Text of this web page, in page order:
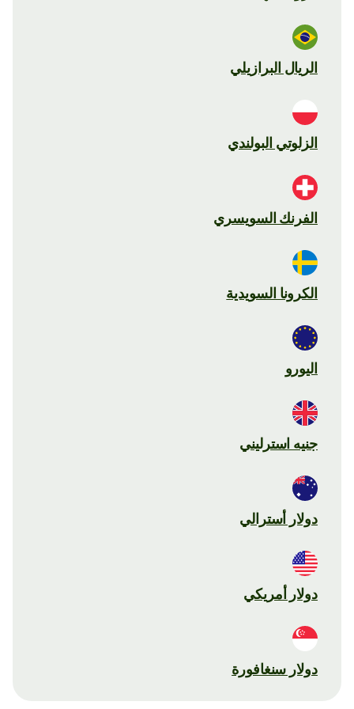
الريال البرازيلي
الزلوتي البولندي
الفرنك السويسري
الكرونا السويدية
اليورو
جنيه استرليني
دولار أسترالي
دولار أمريكي
دولار سنغافورة